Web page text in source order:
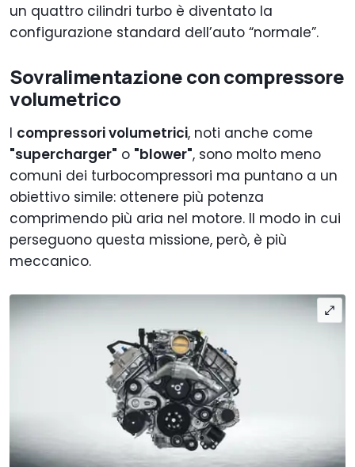
un quattro cilindri turbo è diventato la
configurazione standard dell’auto “normale”.
Sovralimentazione con compressore
volumetrico
I compressori volumetrici, noti anche come
"supercharger" o "blower", sono molto meno
comuni dei turbocompressori ma puntano a un
obiettivo simile: ottenere più potenza
comprimendo più aria nel motore. Il modo in cui
perseguono questa missione, però, è più
meccanico.